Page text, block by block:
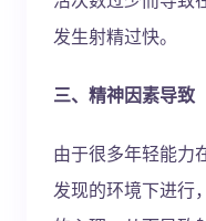
发生射精过快。
三、精神因素导致
由于很多年轻能力
发现的环境下进行